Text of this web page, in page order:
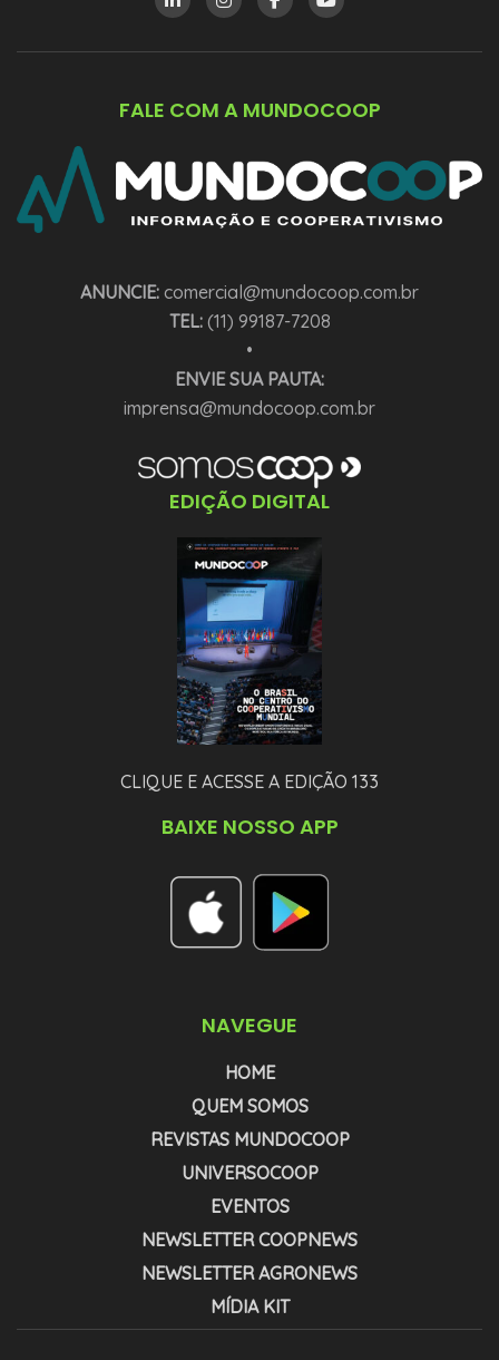
FALE COM A MUNDOCOOP
ANUNCIE: comercial@mundocoop.com.br
TEL:(11) 99187-7208
•
ENVIE SUA PAUTA:
imprensa@mundocoop.com.br
EDIÇÃO DIGITAL
CLIQUE E ACESSE A EDIÇÃO 133
BAIXE NOSSO APP
NAVEGUE
HOME
QUEM SOMOS
REVISTAS MUNDOCOOP
UNIVERSOCOOP
EVENTOS
NEWSLETTER COOPNEWS
NEWSLETTER AGRONEWS
MÍDIA KIT